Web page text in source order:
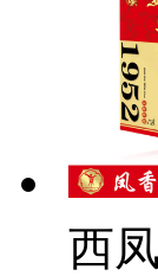
西